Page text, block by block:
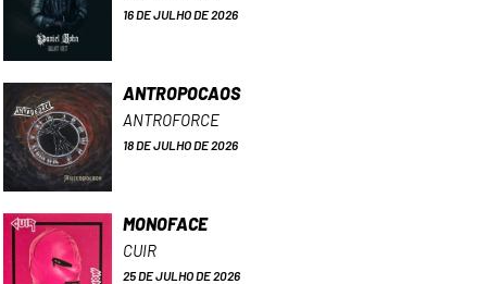
16 DE JULHO DE 2026
ANTROPOCAOS
ANTROFORCE
18 DE JULHO DE 2026
MONOFACE
CUIR
25 DE JULHO DE 2026